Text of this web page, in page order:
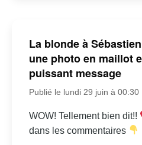
La blonde à
une photo en maillot
puissant message
Publié le lundi 29 juin à 00:30
WOW! Tellement bien dit!!
dans les commentaires